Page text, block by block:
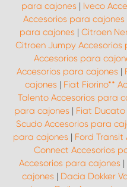
para cajones | Iveco
Accesorios para cajones
para cajones | Citroen
Citroen Jumpy Accesorios
Accesorios para
Accesorios para cajones |
cajones | Fiat Fiorino**
Talento Accesorios para
para cajones | Fiat Ducato
Scudo Accesorios para
para cajones | Ford
Connect Accesorios
Accesorios para cajones |
cajones | Dacia Dokker